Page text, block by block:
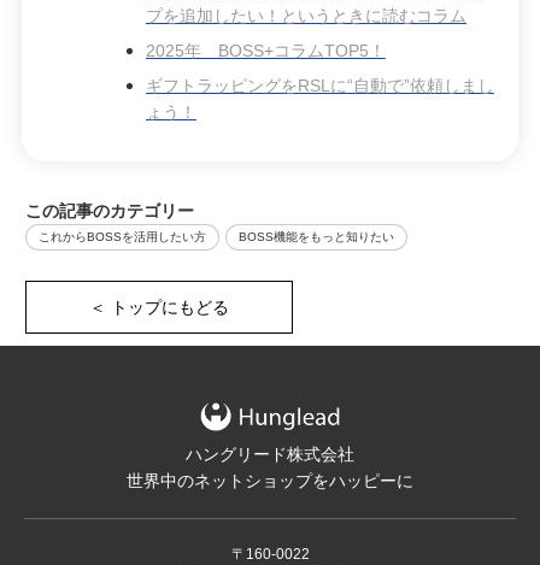
プを追加したい！というときに読むコラム
2025年 BOSS+コラムTOP5！
ギフトラッピングをRSLに“自動で”依頼しまし
ょう！
この記事のカテゴリー
これからBOSSを活用したい方 BOSS機能をもっと知りたい
＜ トップにもどる
ハングリード株式会社
世界中のネットショップをハッピーに
〒160-0022